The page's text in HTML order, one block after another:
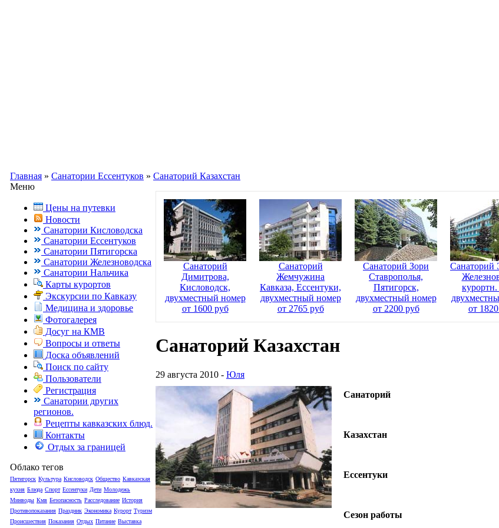
Главная » Санатории Ессентуков » Санаторий Казахстан
Меню
Цены на путевки
Новости
Санатории Кисловодска
Санатории Ессентуков
Санатории Пятигорска
Санатории Железноводска
Санатории Нальчика
Карты курортов
Экскурсии по Кавказу
Медицина и здоровье
Фотогалерея
Досуг на КМВ
Вопросы и ответы
Доска объявлений
Поиск по сайту
Пользователи
Регистрация
Санатории других
регионов.
Рецепты кавказских блюд.
Контакты
Отдых за границей
Облако тегов
Пятигорск Культура Кисловодск Общество Кавказская
кухня Блюда Спорт Ессентуки Дети Молодежь
Минводы Кмв Безопасность Расследование История
Противопоказания Праздник Экономика Курорт Туризм
Происшествия Показания Отдых Питание Выставка
Санаторий
Димитрова,
Кисловодск,
двухместный номер
от 1600 руб
Санаторий
Жемчужина
Кавказа, Ессентуки,
двухместный номер
от 2765 руб
Санаторий Зори
Ставрополья,
Пятигорск,
двухместный номер
от 2200 руб
Санаторий
курортн.
от
Санаторий Казахстан
29 августа 2010 - Юля
Санаторий
Казахстан
Ессентуки
Сезон работы